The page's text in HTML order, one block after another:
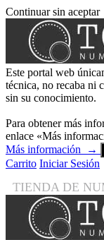
Continuar sin aceptar
Este portal web
técnica, no recaba ni
sin su conocimiento.
Para obtener más
enlace «Más
Más información
→
Carrito Iniciar Sesión
TIENDA DE